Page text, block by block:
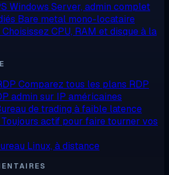
Windows Server, admin complet
Bare metal mono-locataire
Choisissez CPU, RAM et disque à la
Comparez tous les plans RDP
admin sur IP américaines
de trading à faible latence
Toujours actif pour faire tourner vos
Linux, à distance